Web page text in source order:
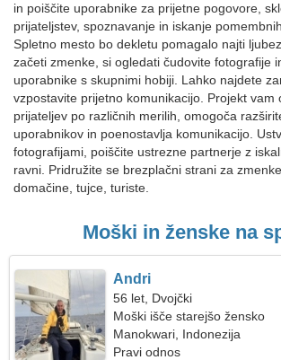
in poiščite uporabnike za prijetne pogovore,
prijateljstev, spoznavanje in iskanje
Spletno mesto bo dekletu pomagalo najti
začeti zmenke, si ogledati čudovite fotografije
uporabnike s skupnimi hobiji. Lahko najdete
vzpostavite prijetno komunikacijo. Projekt vam
prijateljev po različnih merilih, omogoča
uporabnikov in poenostavlja komunikacijo.
fotografijami, poiščite ustrezne partnerje z
ravni. Pridružite se brezplačni strani za
domačine, tujce, turiste.
Moški in ženske na
Andri
56 let, Dvojčki
Moški išče starejšo žensko
Manokwari, Indonezija
Pravi odnos